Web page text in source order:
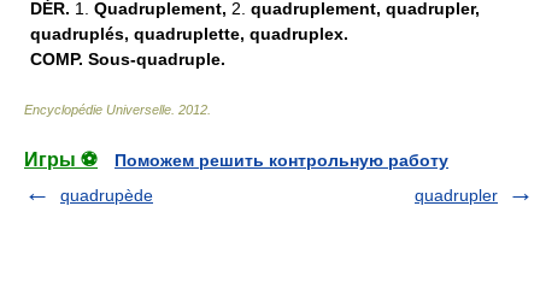
DÉR. 1. Quadruplement, 2. quadruplement, quadrupler,
quadruplés, quadruplette, quadruplex.
COMP. Sous-quadruple.
Encyclopédie Universelle 2012
Игры ⚽
Поможем решить контрольную работу
quadrupède
quadrupler